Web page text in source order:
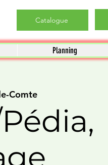
Catalogue
Planning
Comte